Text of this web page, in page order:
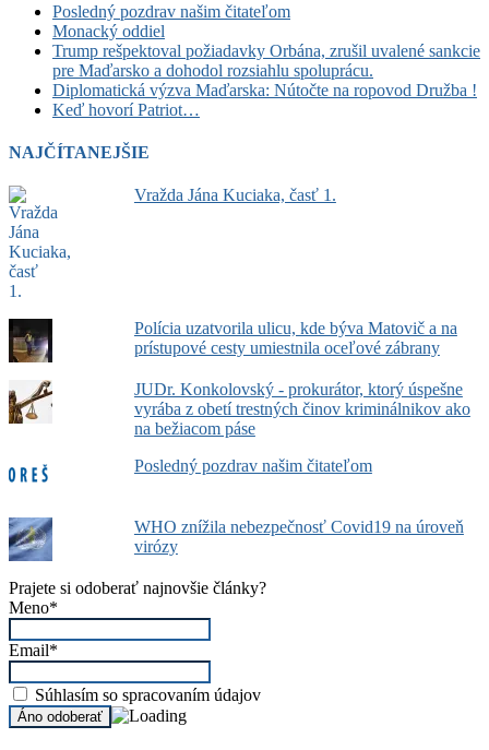
Posledný pozdrav našim čitateľom
Monacký oddiel
Trump rešpektoval požiadavky Orbána, zrušil uvalené sankcie
pre Maďarsko a dohodol rozsiahlu spoluprácu.
Diplomatická výzva Maďarska: Nútočte na ropovod Družba !
Keď hovorí Patriot…
NAJČÍTANEJŠIE
Vražda Jána Kuciaka, časť 1.
Polícia uzatvorila ulicu, kde býva Matovič a na
prístupové cesty umiestnila oceľové zábrany
JUDr. Konkolovský - prokurátor, ktorý úspešne
vyrába z obetí trestných činov kriminálnikov ako
na bežiacom páse
Posledný pozdrav našim čitateľom
WHO znížila nebezpečnosť Covid19 na úroveň
virózy
Prajete si odoberať najnovšie články?
Meno*
Email*
Súhlasím so spracovaním údajov